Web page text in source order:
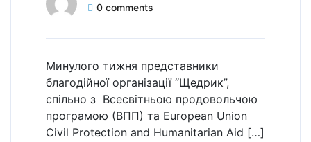
0 comments
Минулого тижня представники
благодійної організації “Щедрик”,
спільно з Всесвітньою продовольчою
програмою (ВПП) та European Union
Civil Protection and Humanitarian Aid […]